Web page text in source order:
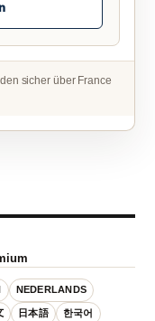
sicher über France
NEDERLANDS
日本語 한국어